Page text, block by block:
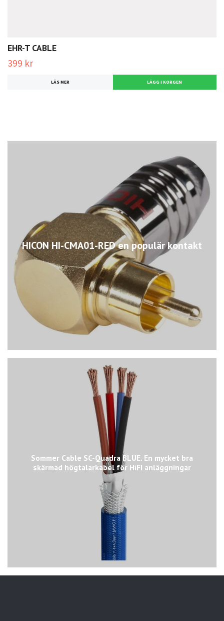
HICON HI-CMA01-RED en populär kontakt
Sommer Cable SC-Quadra BLUE. En mycket bra
skärmad högtalarkabel för HiFI anläggningar
EHR-T CABLE
399 kr
LÄS MER